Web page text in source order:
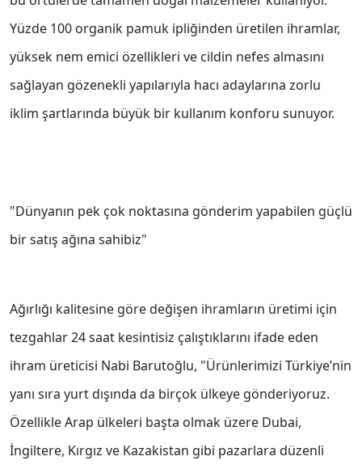
Yüzde 100 organik pamuk ipliğinden üretilen ihramlar,
yüksek nem emici özellikleri ve cildin nefes almasını
sağlayan gözenekli yapılarıyla hacı adaylarına zorlu
iklim şartlarında büyük bir kullanım konforu sunuyor.
"Dünyanın pek çok noktasına gönderim yapabilen güçlü
bir satış ağına sahibiz"
Ağırlığı kalitesine göre değişen ihramların üretimi için
tezgahlar 24 saat kesintisiz çalıştıklarını ifade eden
ihram üreticisi Nabi Barutoğlu, "Ürünlerimizi Türkiye’nin
yanı sıra yurt dışında da birçok ülkeye gönderiyoruz.
Özellikle Arap ülkeleri başta olmak üzere Dubai,
İngiltere, Kırgız ve Kazakistan gibi pazarlara düzenli